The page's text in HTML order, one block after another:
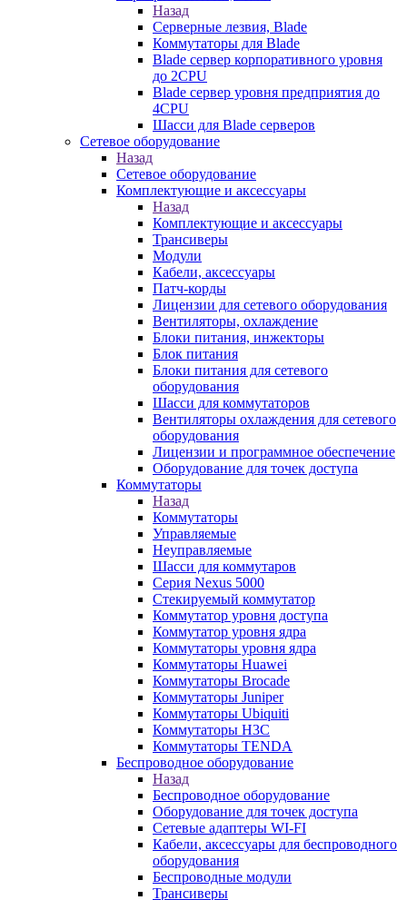
Назад
Серверные лезвия, Blade
Коммутаторы для Blade
Blade сервер корпоративного уровня
до 2CPU
Blade сервер уровня предприятия до
4CPU
Шасси для Blade серверов
Сетевое оборудование
Назад
Сетевое оборудование
Комплектующие и аксессуары
Назад
Комплектующие и аксессуары
Трансиверы
Модули
Кабели, аксессуары
Патч-корды
Лицензии для сетевого оборудования
Вентиляторы, охлаждение
Блоки питания, инжекторы
Блок питания
Блоки питания для сетевого
оборудования
Шасси для коммутаторов
Вентиляторы охлаждения для сетевого
оборудования
Лицензии и программное обеспечение
Оборудование для точек доступа
Коммутаторы
Назад
Коммутаторы
Управляемые
Неуправляемые
Шасси для коммутаров
Серия Nexus 5000
Стекируемый коммутатор
Коммутатор уровня доступа
Коммутатор уровня ядра
Коммутаторы уровня ядра
Коммутаторы Huawei
Коммутаторы Brocade
Коммутаторы Juniper
Коммутаторы Ubiquiti
Коммутаторы H3C
Коммутаторы TENDA
Беспроводное оборудование
Назад
Беспроводное оборудование
Оборудование для точек доступа
Сетевые адаптеры WI-FI
Кабели, аксессуары для беспроводного
оборудования
Беспроводные модули
Трансиверы